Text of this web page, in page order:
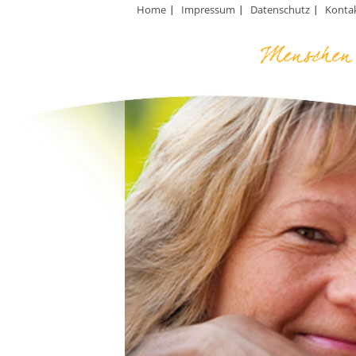
Home Impressum Datenschutz